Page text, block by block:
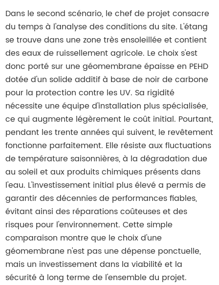
Dans le second scénario, le chef de projet consacre
du temps à l'analyse des conditions du site. L'étang
se trouve dans une zone très ensoleillée et contient
des eaux de ruissellement agricole. Le choix s'est
donc porté sur une géomembrane épaisse en PEHD
dotée d'un solide additif à base de noir de carbone
pour la protection contre les UV. Sa rigidité
nécessite une équipe d'installation plus spécialisée,
ce qui augmente légèrement le coût initial. Pourtant,
pendant les trente années qui suivent, le revêtement
fonctionne parfaitement. Elle résiste aux fluctuations
de température saisonnières, à la dégradation due
au soleil et aux produits chimiques présents dans
l'eau. L'investissement initial plus élevé a permis de
garantir des décennies de performances fiables,
évitant ainsi des réparations coûteuses et des
risques pour l'environnement. Cette simple
comparaison montre que le choix d'une
géomembrane n'est pas une dépense ponctuelle,
mais un investissement dans la viabilité et la
sécurité à long terme de l'ensemble du projet.